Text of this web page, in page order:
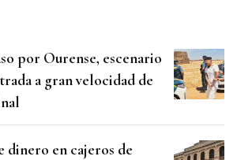
por Ourense, escenario
a gran velocidad de
dinero en cajeros de